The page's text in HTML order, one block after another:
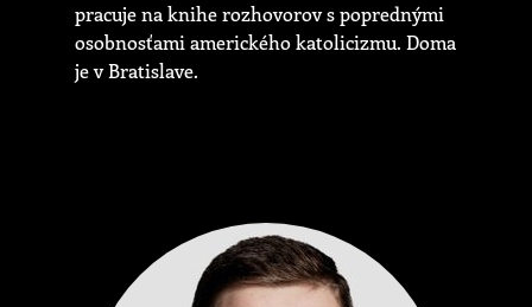
pracuje na knihe rozhovorov s poprednými
osobnosťami amerického katolicizmu. Doma
je v Bratislave.